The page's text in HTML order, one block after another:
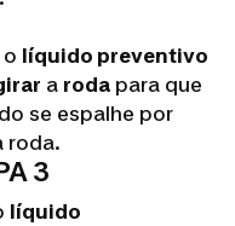
líquido preventivo
a rodapara que
se espalhe por
roda.
3
líquido